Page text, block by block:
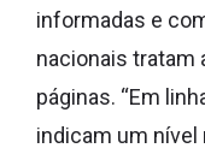
informadas e
nacionais tratam
páginas. “Em
indicam um